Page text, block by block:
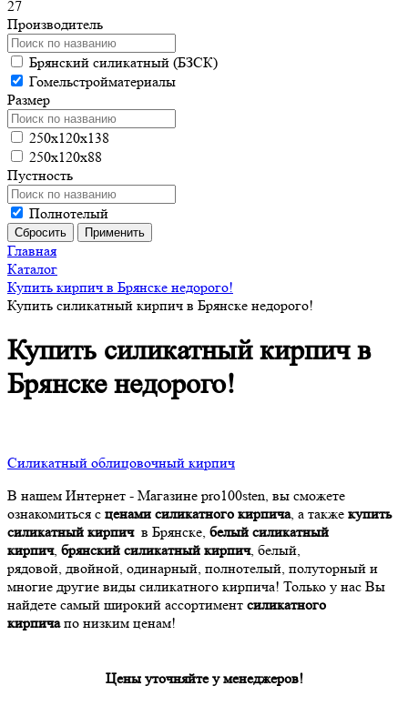
27
Производитель
Брянский силикатный (БЗСК)
Гомельстройматериалы
Размер
250х120х138
250х120х88
Пустность
Полнотелый
Главная
Каталог
Купить кирпич в Брянске недорого!
Купить силикатный кирпич в Брянске недорого!
Купить силикатный кирпич в
Брянске недорого!
Силикатный облицовочный кирпич
В нашем Интернет - Магазине pro100sten, вы сможете
ознакомиться с ценами силикатного кирпича, а также купить
силикатный кирпичв Брянске, белый силикатный
кирпич, брянский силикатный кирпич, белый,
рядовой, двойной, одинарный, полнотелый, полуторный и
многие другие виды силикатного кирпича! Только у нас Вы
найдете самый широкий ассортимент силикатного
кирпичапо низким ценам!
Цены уточняйте у менеджеров!